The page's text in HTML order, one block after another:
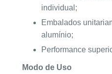
individual;
Embalados
alumínio;
Performance
Modo de Uso